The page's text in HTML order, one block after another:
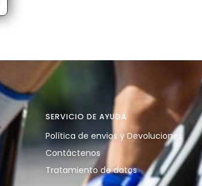
SERVICIO DE AYUDA
Política de envios y Devoluciones
Contáctenos
Tratamiento de datos